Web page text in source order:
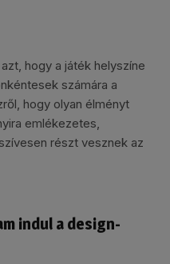
hogy a játék helyszíne
számára a
hogy olyan élményt
emlékezetes,
részt vesznek az
indul a design-